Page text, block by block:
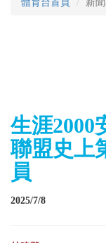
體育台首頁 新
生涯2000
聯盟史上
員
2025/7/8